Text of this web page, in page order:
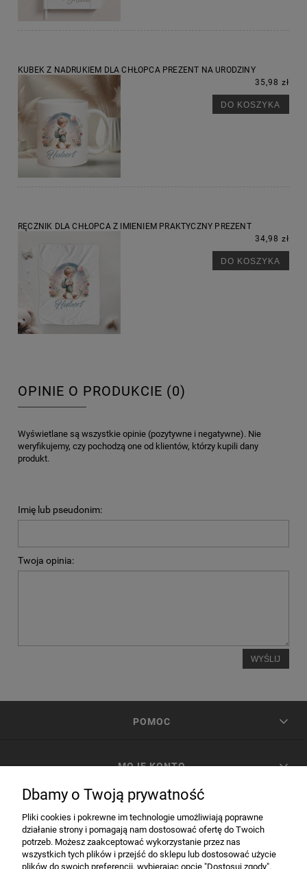
KUBEK Z NADRUKIEM DLA CHŁOPCA PREZENT NA URODZINY
35,98 zł
DO KOSZYKA
RĘCZNIK DLA CHŁOPCA Z IMIENIEM PRAKTYCZNY PREZENT
34,98 zł
DO KOSZYKA
OPINIE O PRODUKCIE (0)
Wyświetlane są wszystkie opinie (pozytywne i negatywne). Nie
weryfikujemy, czy pochodzą one od klientów, którzy kupili dany
produkt.
Imię lub pseudonim:
Twoja opinia:
WYŚLIJ
POMOC
MOJE KONTO
INFORMACJE
Dbamy o Twoją prywatność
Pliki cookies i pokrewne im technologie umożliwiają poprawne
działanie strony i pomagają nam dostosować ofertę do Twoich
potrzeb. Możesz zaakceptować wykorzystanie przez nas
wszystkich tych plików i przejść do sklepu lub dostosować użycie
plików do swoich preferencji, wybierając opcję "Dostosuj zgody".